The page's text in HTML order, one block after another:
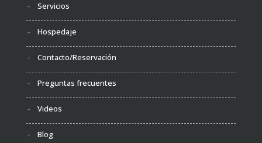
Servicios
Hospedaje
Contacto/Reservación
Preguntas frecuentes
Videos
Blog